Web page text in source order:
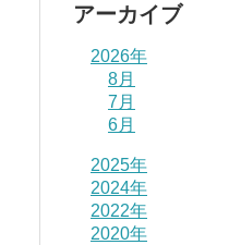
アーカイブ
2026年
8月
7月
6月
2025年
2024年
2022年
2020年